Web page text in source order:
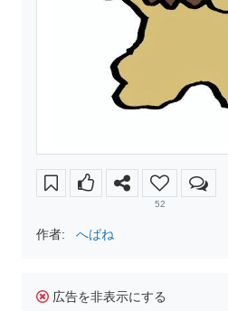
52
作者: へばね
広告を非表示にする